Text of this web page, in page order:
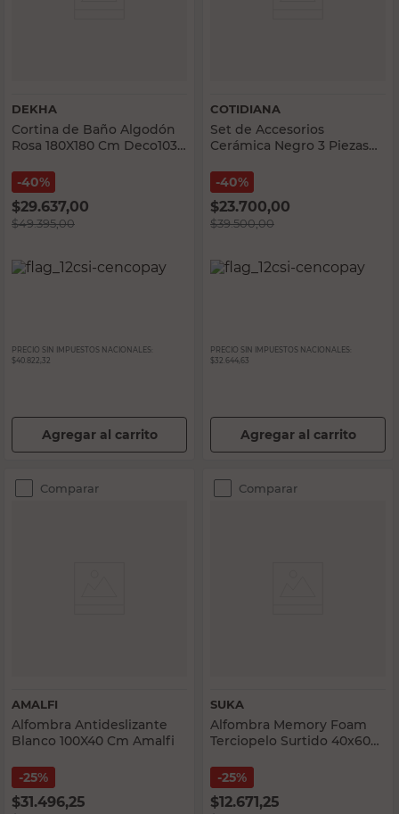
DEKHA
Cortina de Baño Algodón
Rosa 180X180 Cm Deco1039
40%
$29.637,00
$49.395,00
PRECIO SIN IMPUESTOS NACIONALES:
$40.822,32
Agregar al carrito
COTIDIANA
Set de Accesorios
Cerámica Negro 3 Piezas
40%
$23.700,00
$39.500,00
PRECIO SIN IMPUESTOS NACIONALES:
$32.644,63
Agregar al carrito
Comparar
AMALFI
Alfombra Antideslizante
Blanco 100X40 Cm Amalfi
25%
$31.496,25
Comparar
SUKA
Alfombra Memory Foam
Terciopelo Surtido 40x60
25%
$12.671,25